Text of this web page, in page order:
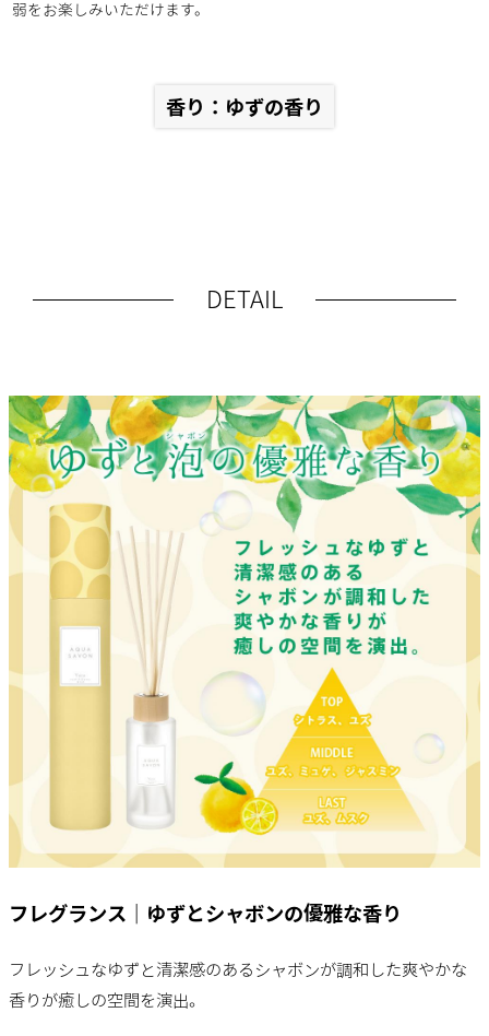
弱をお楽しみいただけます。
香り：ゆずの香り
DETAIL
フレグランス｜ゆずとシャボンの優雅な香り
フレッシュなゆずと清潔感のあるシャボンが調和した爽やかな
香りが癒しの空間を演出。